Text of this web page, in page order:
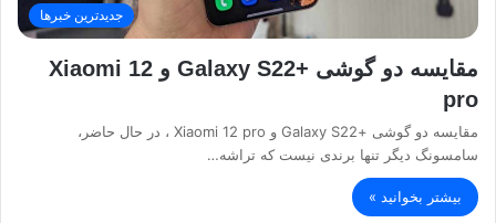
جدیدترین خبرها
مقایسه دو گوشی +Galaxy S22 و Xiaomi 12
pro
مقایسه دو گوشی +Galaxy S22 و Xiaomi 12 pro ، در حال حاضر،
سامسونگ دیگر تنها برندی نیست که تراشه…
بیشتر بخوانید »